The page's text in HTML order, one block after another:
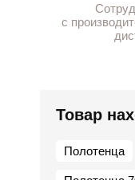
с
Товар
Полотенца